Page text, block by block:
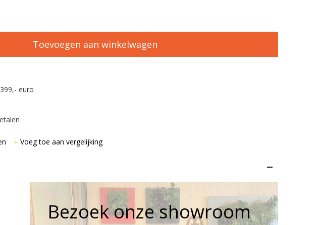
Toevoegen aan winkelwagen
euro
Voeg toe aan vergelijking
–
Bezoek onze showroom